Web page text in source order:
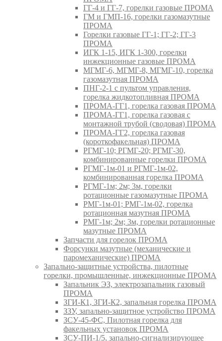
ГГ-4 и ГГ-7, горелки газовые ПРОМА
ГМ и ГМП-16, горелки газомазутные
ПРОМА
Горелки газовые ГГ-1; ГГ-2; ГГ-3
ПРОМА
ИГК 1-15, ИГК 1-300, горелки
инжекционные газовые ПРОМА
МГМГ-6, МГМГ-8, МГМГ-10, горелка
газомазутная ПРОМА
ПНГ-2-1 с пультом управления,
горелка жидкотопливная ПРОМА
ПРОМА-ГГ1, горелка газовая ПРОМА
ПРОМА-ГГ1, горелка газовая с
монтажной трубой (сводовая) ПРОМА
ПРОМА-ГГ2, горелка газовая
(короткофакельная) ПРОМА
РГМГ-10; РГМГ-20; РГМГ-30,
комбинированные горелки ПРОМА
РГМГ-1м-01 и РГМГ-1м-02,
комбинированная горелка ПРОМА
РГМГ-1м; 2м; 3м, горелки
ротационные газомазутные ПРОМА
РМГ-1м-01; РМГ-1м-02, горелка
ротационная мазутная ПРОМА
РМГ-1м; 2м; 3м, горелки ротационные
мазутные ПРОМА
Запчасти для горелок ПРОМА
Форсунки мазутные (механические и
паромеханические) ПРОМА
Запально-защитные устройства, пилотные
горелки, промышленные, инжекционные ПРОМА
Запальник ЭЗ, электрозапальник газовый
ПРОМА
ЗГИ-К1, ЗГИ-К2, запальная горелка ПРОМА
ЗЗУ, запально-защитное устройство ПРОМА
ЗСУ-45-ФС, Пилотная горелка для
факельных установок ПРОМА
ЗСУ-ПИ-1/5, запально-сигнализирующее